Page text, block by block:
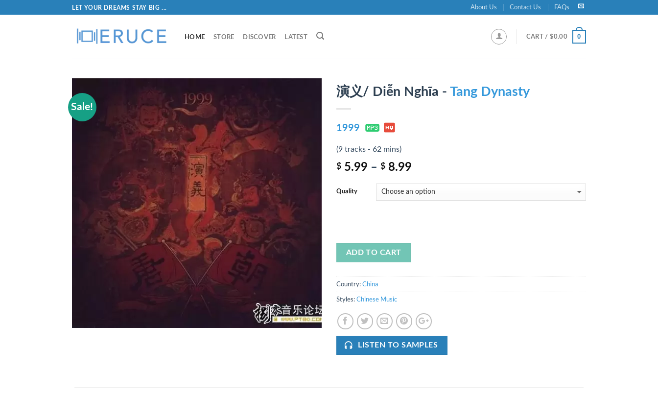
LET YOUR DREAMS STAY BIG ... About Us Contact Us FAQs
HOME STORE DISCOVER LATEST CART / $0.00 0
Sale!
演义/ Diễn Nghĩa - Tang Dynasty
1999
(9 tracks - 62 mins)
$ 5.99 – $ 8.99
Quality
ADD TO CART
Country: China
Styles: Chinese Music
LISTEN TO SAMPLES